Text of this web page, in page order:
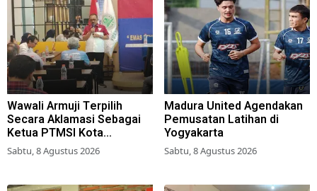
Wawali Armuji Terpilih
Secara Aklamasi Sebagai
Ketua PTMSI Kota
Surabaya
Sabtu, 8 Agustus 2026
Madura United Agendakan
Pemusatan Latihan di
Yogyakarta
Sabtu, 8 Agustus 2026